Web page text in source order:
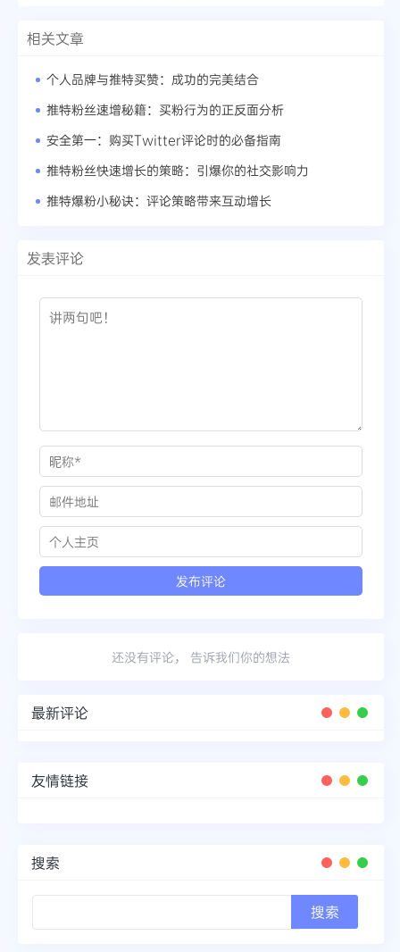
相关文章
个人品牌与推特买赞：成功的完美结合
推特粉丝速增秘籍：买粉行为的正反面分析
安全第一：购买Twitter评论时的必备指南
推特粉丝快速增长的策略：引爆你的社交影响力
推特爆粉小秘诀：评论策略带来互动增长
发表评论
还没有评论， 告诉我们你的想法
最新评论
友情链接
搜索